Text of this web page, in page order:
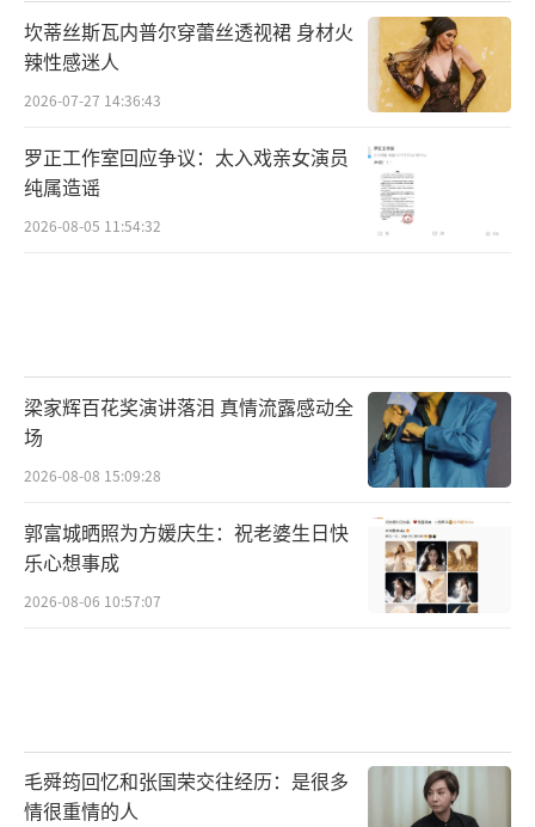
坎蒂丝斯瓦内普尔穿蕾丝透视裙 身材火
辣性感迷人
2026-07-27 14:36:43
罗正工作室回应争议：太入戏亲女演员
纯属造谣
2026-08-05 11:54:32
梁家辉百花奖演讲落泪 真情流露感动全
场
2026-08-08 15:09:28
郭富城晒照为方媛庆生：祝老婆生日快
乐心想事成
2026-08-06 10:57:07
毛舜筠回忆和张国荣交往经历：是很多
情很重情的人